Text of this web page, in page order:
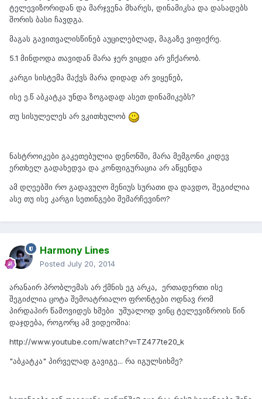
ტელევიზორიდან და მარჯვენა მხარეს, დინამიკსა და დასადებს
შორის ბასი ჩავდგა.
მაგას გავითვალისწინებ აუცილებლად, მაგაზე ვიფიქრე.
5.1 მინდოდა თავიდან მარა ჯერ ვიცდი არ ვჩქარობ.
კარგი სისტემა მაქვს მარა დიდად არ ვიყენებ,
ისე ე.წ აბკატკა უნდა ზოგადად ასეთ დინამიკებს?
თუ სისულელეს არ ვკითხულობ
ნასტროიკები გაკეთებულია დენონში, მარა მემგონი კიდევ
ერთხელ გადახედვა და კონფიგურაცია არ აწყენდა
ამ დღეებში რო გადავუღო მენიუს სურათი და დავდო, შეგიძლია
ასე თუ ისე კარგი სეთინგები შემარჩევინო?
Harmony Lines
Posted July 20, 2014
არანაირ პრობლემას არ ქმნის ეგ არკა, ერთადერთი ისე
შეგიძლია ცოტა შემოატრიალო ფრონტები ოდნავ რომ
პირდაპირ წამოვიდეს ხმები უშუალოდ ვინც ტელევიზროის წინ
დაჯდება, როგორც ამ ვიდეოშია:
http://www.youtube.com/watch?v=TZ477te20_k
"აბკატკა" პირველად გავიგე... რა იგულსიხმე?